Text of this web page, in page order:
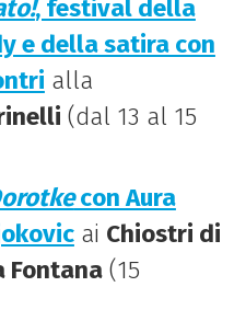
, festival della
e della satira con
alla
(dal 13 al 15
con Aura
ai Chiostri di
Fontana(15